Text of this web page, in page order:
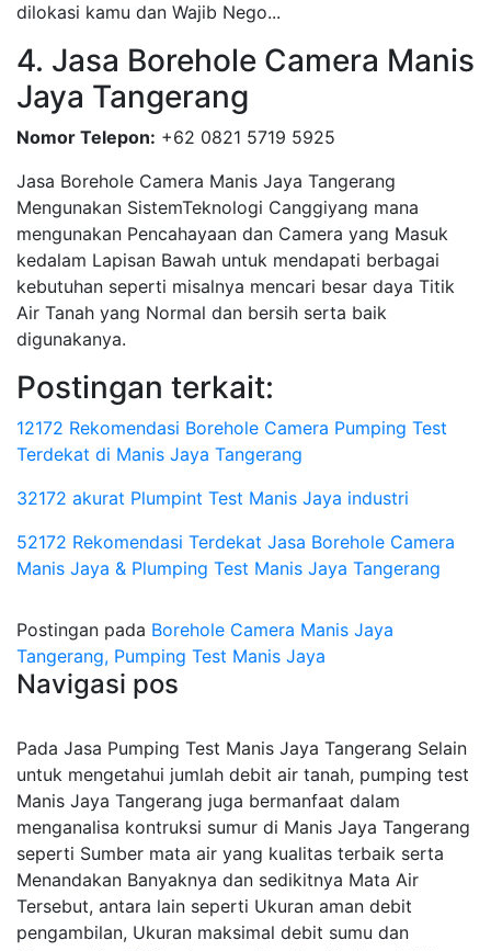
dilokasi kamu dan Wajib Nego...
4. Jasa Borehole Camera Manis
Jaya Tangerang
Nomor Telepon: +62 0821 5719 5925
Jasa Borehole Camera Manis Jaya Tangerang
Mengunakan SistemTeknologi Canggiyang mana
mengunakan Pencahayaan dan Camera yang Masuk
kedalam Lapisan Bawah untuk mendapati berbagai
kebutuhan seperti misalnya mencari besar daya Titik
Air Tanah yang Normal dan bersih serta baik
digunakanya.
Postingan terkait:
12172 Rekomendasi Borehole Camera Pumping Test
Terdekat di Manis Jaya Tangerang
32172 akurat Plumpint Test Manis Jaya industri
52172 Rekomendasi Terdekat Jasa Borehole Camera
Manis Jaya & Plumping Test Manis Jaya Tangerang
Postingan pada Borehole Camera Manis Jaya
Tangerang, Pumping Test Manis Jaya
Navigasi pos
Pada Jasa Pumping Test Manis Jaya Tangerang Selain
untuk mengetahui jumlah debit air tanah, pumping test
Manis Jaya Tangerang juga bermanfaat dalam
menganalisa kontruksi sumur di Manis Jaya Tangerang
seperti Sumber mata air yang kualitas terbaik serta
Menandakan Banyaknya dan sedikitnya Mata Air
Tersebut, antara lain seperti Ukuran aman debit
pengambilan, Ukuran maksimal debit sumu dan